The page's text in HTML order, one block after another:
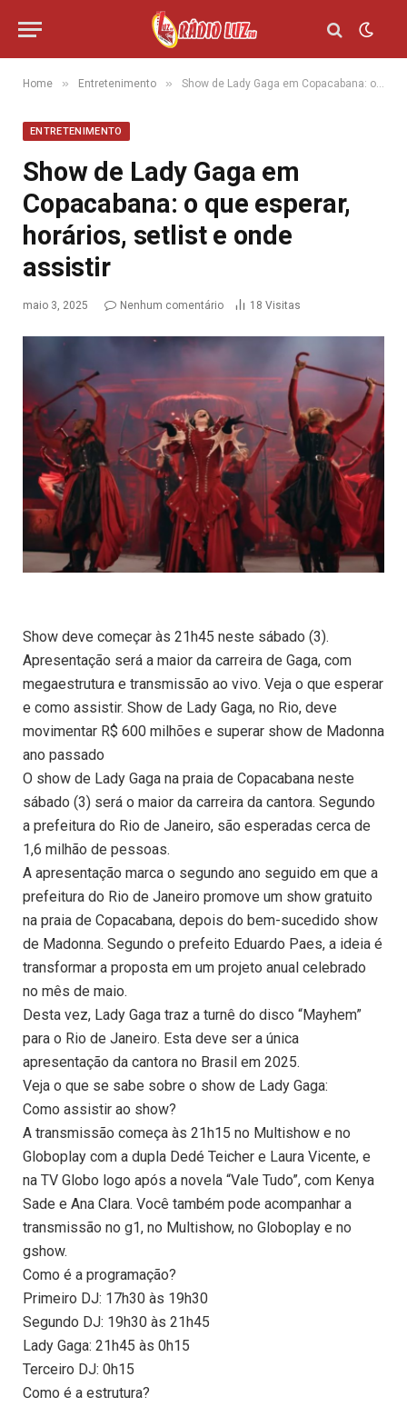
Home » Entretenimento » Show de Lady Gaga em Copacabana: o que esperar, horários, setlist e onde assistir
ENTRETENIMENTO
Show de Lady Gaga em
Copacabana: o que esperar,
horários, setlist e onde
assistir
maio 3, 2025 Nenhum comentário 18 Visitas
Show deve começar às 21h45 neste sábado (3).
Apresentação será a maior da carreira de Gaga, com
megaestrutura e transmissão ao vivo. Veja o que esperar
e como assistir. Show de Lady Gaga, no Rio, deve
movimentar R$ 600 milhões e superar show de Madonna
ano passado
O show de Lady Gaga na praia de Copacabana neste
sábado (3) será o maior da carreira da cantora. Segundo
a prefeitura do Rio de Janeiro, são esperadas cerca de
1,6 milhão de pessoas.
A apresentação marca o segundo ano seguido em que a
prefeitura do Rio de Janeiro promove um show gratuito
na praia de Copacabana, depois do bem-sucedido show
de Madonna. Segundo o prefeito Eduardo Paes, a ideia é
transformar a proposta em um projeto anual celebrado
no mês de maio.
Desta vez, Lady Gaga traz a turnê do disco “Mayhem”
para o Rio de Janeiro. Esta deve ser a única
apresentação da cantora no Brasil em 2025.
Veja o que se sabe sobre o show de Lady Gaga:
Como assistir ao show?
A transmissão começa às 21h15 no Multishow e no
Globoplay com a dupla Dedé Teicher e Laura Vicente, e
na TV Globo logo após a novela “Vale Tudo”, com Kenya
Sade e Ana Clara. Você também pode acompanhar a
transmissão no g1, no Multishow, no Globoplay e no
gshow.
Como é a programação?
Primeiro DJ: 17h30 às 19h30
Segundo DJ: 19h30 às 21h45
Lady Gaga: 21h45 às 0h15
Terceiro DJ: 0h15
Como é a estrutura?